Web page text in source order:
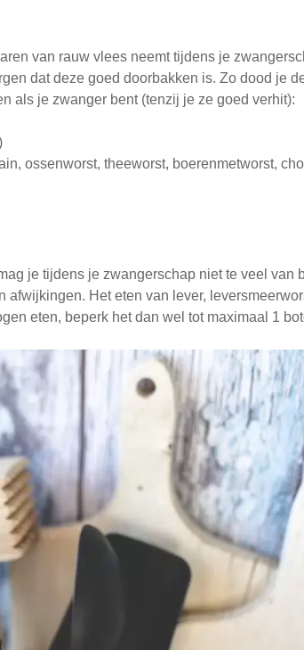
van rauw vlees neemt tijdens je
dat deze goed doorbakken is. Zo dood je
als je zwanger bent (tenzij je ze goed verhit):
ossenworst, theeworst, boerenmetworst,
je tijdens je zwangerschap niet te veel van
afwijkingen. Het eten van lever,
eten, beperk het dan wel tot maximaal 1